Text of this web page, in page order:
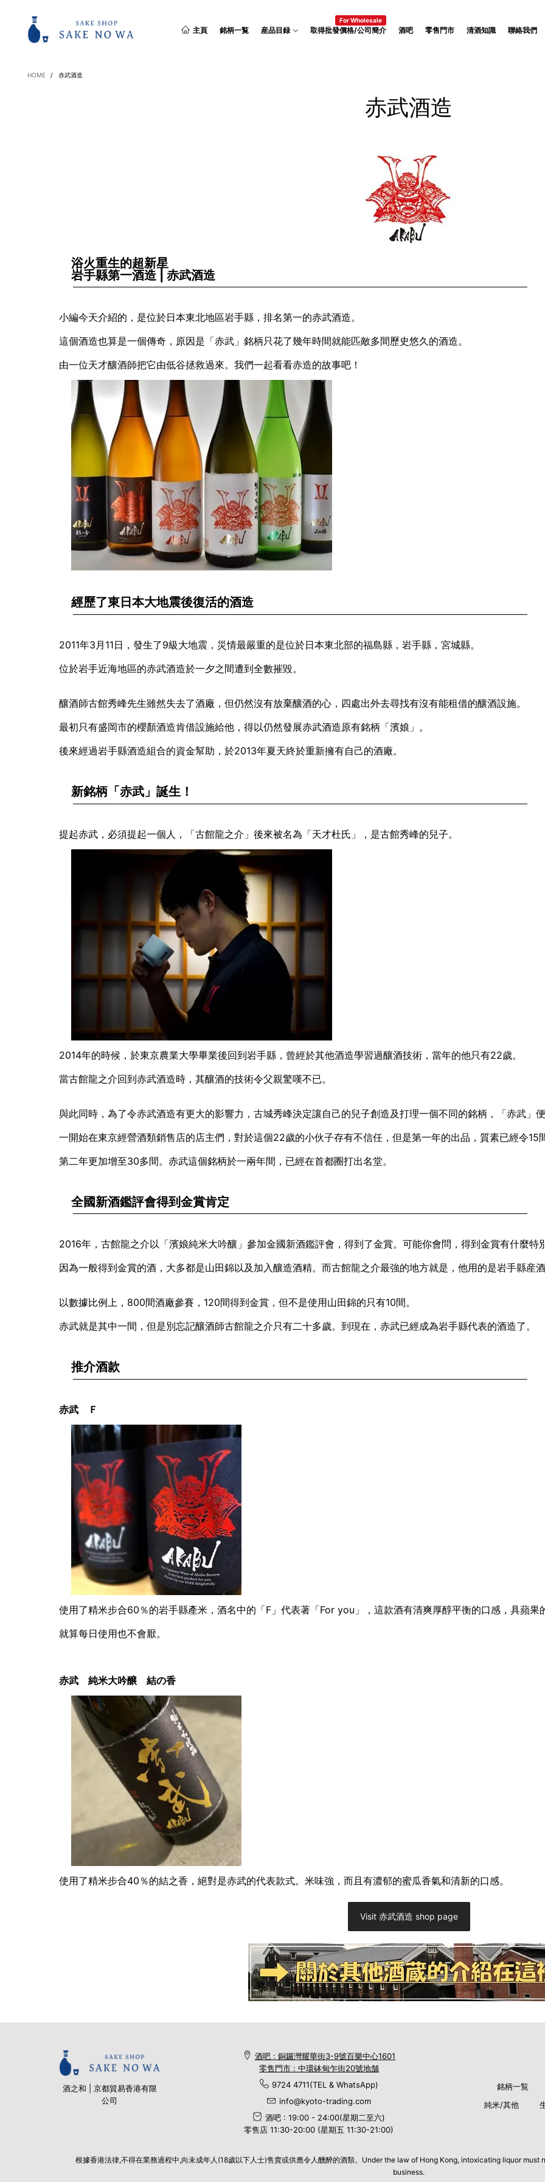
主頁 銘柄一覧 産品目録 取得批發價格/公司簡介
For Wholesale
酒吧 零售門市 清酒知識 聯絡我們
HOME / 赤武酒造
赤武酒造
浴火重生的超新星
岩手縣第一酒造 | 赤武酒造
小編今天介紹的，是位於日本東北地區岩手縣，排名第一的赤武酒造。
這個酒造也算是一個傳奇，原因是「赤武」銘柄只花了幾年時間就能匹敵多間歷史悠久的酒造。
由一位天才釀酒師把它由低谷拯救過來。 我們一起看看赤造的故事吧！
經歷了東日本大地震後復活的酒造
2011年3月11日，發生了9級大地震，災情最嚴重的是位於日本東北部的福島縣，岩手縣，宮城縣。
位於岩手近海地區的赤武酒造於一夕之間遭到全數摧毀。
釀酒師古館秀峰先生雖然失去了酒廠，但仍然沒有放棄釀酒的心，四處出外去尋找有沒有能租借的釀酒設施。
最初只有盛岡市的櫻顏酒造肯借設施給他，得以仍然發展赤武酒造原有銘柄「濱娘」。
後來經過岩手縣酒造組合的資金幫助，於2013年夏天終於重新擁有自己的酒廠。
新銘柄「赤武」誕生！
提起赤武，必須提起一個人， 「古館龍之介」 後來被名為「天才杜氏」，是古館秀峰的兒子。
2014年的時候，於東京農業大學畢業後回到岩手縣， 曾經於其他酒造學習過釀酒技術，當年的他只有22歲。
當古館龍之介回到赤武酒造時，其釀酒的技術令父親驚嘆不已。
與此同時，為了令赤武酒造有更大的影響力， 古城秀峰決定讓自己的兒子創造及打理一個不同的銘柄，
「赤武」
一開始在東京經營酒類銷售店的店主們，對於這個22歲的小伙子存有不信任， 但是第一年的出品，質素已經令15
第二年更加增至30多間。赤武這個銘柄於一兩年間，已經在首都圈打出名堂。
全國新酒鑑評會得到金賞肯定
2016年，古館龍之介以「濱娘純米大吟釀」參加金國新酒鑑評會， 得到了金賞。可能你會問，得到金賞有什麼特
因為一般得到金賞的酒，大多都是山田錦以及加入釀造酒精。 而古館龍之介最強的地方就是，他用的是岩手縣産
以數據比例上，800間酒廠參賽，120間得到金賞，但不是使用山田錦的只有10間。
赤武就是其中一間，但是別忘記釀酒師古館龍之介只有二十多歲。 到現在，赤武已經成為岩手縣代表的酒造了。
推介酒款
赤武 Ｆ
使用了精米步合60％的岩手縣產米， 酒名中的「F」代表著「For you」， 這款酒有清爽厚醇平衡的口感，具蘋果
就算每日使用也不會厭。
赤武 純米大吟醸 結の香
使用了精米步合40％的結之香，絕對是赤武的代表款式。 米味強，而且有濃郁的蜜瓜香氣和清新的口感。
Visit 赤武酒造 shop page
酒之和 | 京都貿易香港有限
公司
酒吧 : 銅鑼灣耀華街3-9號百樂中心1601
零售門市 : 中環砵甸乍街20號地舗
9724 4711(TEL & WhatsApp)
info@kyoto-trading.com
酒吧 : 19:00 - 24:00(星期二至六)
零售店 11:30-20:00 (星期五 11:30-21:00)
銘柄一覧
純米/其他
根據香港法律,不得在業務過程中,向未成年人(18歲以下人士)售賣或供應令人醺醉的酒類。Under the law of Hong Kong, intoxicating liquor
business.